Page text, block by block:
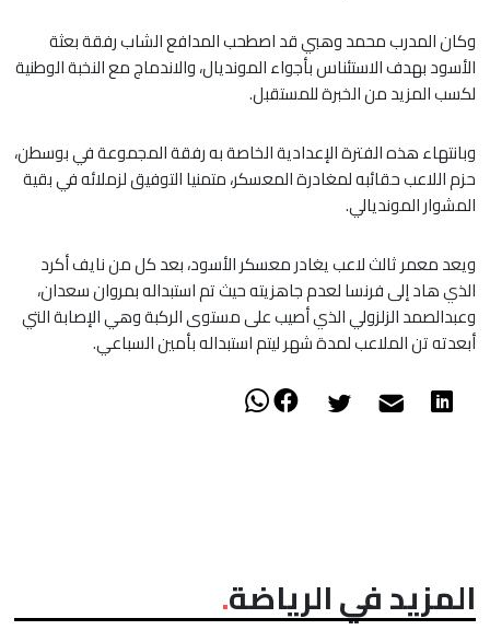
​وكان المدرب محمد وهبي قد اصطحب المدافع الشاب رفقة بعثة
الأسود بهدف الاستئناس بأجواء المونديال، والاندماج مع النخبة الوطنية
لكسب المزيد من الخبرة للمستقبل.
​وبانتهاء هذه الفترة الإعدادية الخاصة به رفقة المجموعة في بوسطن،
حزم اللاعب حقائبه لمغادرة المعسكر، متمنيا التوفيق لزملائه في بقية
المشوار المونديالي.
ويعد معمر ثالث لاعب يغادر معسكر الأسود، بعد كل من نايف أكرد
الذي هاد إلى فرنسا لعدم جاهزيته حيث تم استبداله بمروان سعدان،
وعبدالصمد الزلزولي الذي أصيب على مستوى الركبة وهي الإصابة التي
أبعدته تن الملاعب لمدة شهر ليتم استبداله بأمين السباعي.
المزيد في الرياضة